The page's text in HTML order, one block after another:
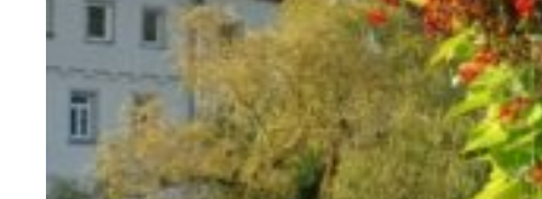
attributs de l’ acier, l’aluminium, lecorten,
l’inox, le zincet lebois.